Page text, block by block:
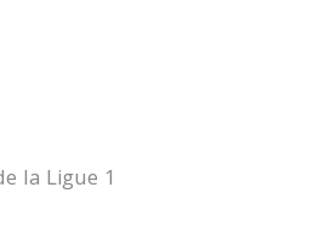
la Ligue 1